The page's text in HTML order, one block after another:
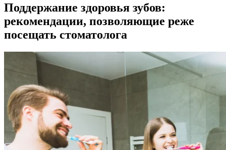
Поддержание здоровья зубов:
рекомендации, позволяющие реже
посещать стоматолога